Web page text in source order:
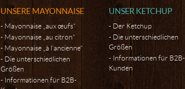
UNSERE MAYONNAISE
Mayonnaise „aux œufs“
Mayonnaise „au citron“
Mayonnaise „à l’ancienne“
Die unterschiedlichen
Größen
Informationen für B2B-
UNSER KETCHUP
Der Ketchup
Die unterschiedlichen
Größen
Informationen für B2B-
Kunden